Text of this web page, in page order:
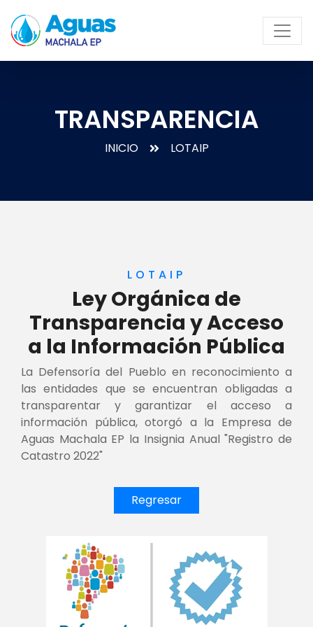
TRANSPARENCIA
INICIO LOTAIP
LOTAIP
Ley Orgánica de
Transparencia y Acceso
a la Información Pública
La Defensoría del Pueblo en reconocimiento a
las entidades que se encuentran obligadas a
transparentar y garantizar el acceso a
información pública, otorgó a la Empresa de
Aguas Machala EP la Insignia Anual "Registro de
Catastro 2022"
Regresar